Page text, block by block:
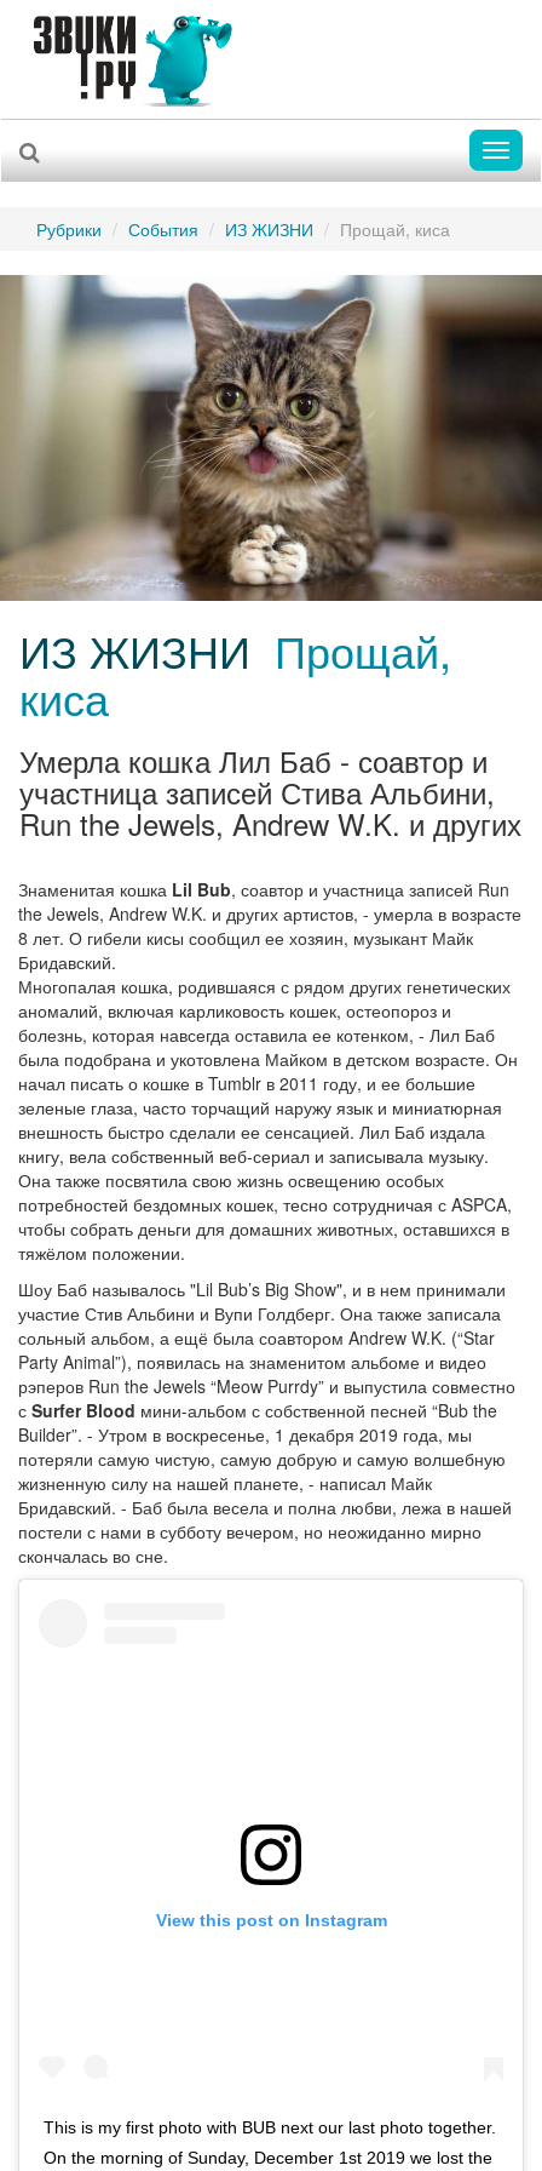
Рубрики События ИЗ ЖИЗНИ Прощай, киса
ИЗ ЖИЗНИ Прощай,
киса
Умерла кошка Лил Баб - соавтор и
участница записей Стива Альбини,
Run the Jewels, Andrew W.K. и других
Знаменитая кошка Lil Bub, соавтор и участница записей Run
the Jewels, Andrew W.K. и других артистов, - умерла в возрасте
8 лет. О гибели кисы сообщил ее хозяин, музыкант Майк
Бридавский.
Многопалая кошка, родившаяся с рядом других генетических
аномалий, включая карликовость кошек, остеопороз и
болезнь, которая навсегда оставила ее котенком, - Лил Баб
была подобрана и укотовлена Майком в детском возрасте. Он
начал писать о кошке в Tumblr в 2011 году, и ее большие
зеленые глаза, часто торчащий наружу язык и миниатюрная
внешность быстро сделали ее сенсацией. Лил Баб издала
книгу, вела собственный веб-сериал и записывала музыку.
Она также посвятила свою жизнь освещению особых
потребностей бездомных кошек, тесно сотрудничая с ASPCA,
чтобы собрать деньги для домашних животных, оставшихся в
тяжёлом положении.
Шоу Баб называлось "Lil Bub’s Big Show", и в нем принимали
участие Стив Альбини и Вупи Голдберг. Она также записала
сольный альбом, а ещё была соавтором Andrew W.K. (“Star
Party Animal”), появилась на знаменитом альбоме и видео
рэперов Run the Jewels “Meow Purrdy” и выпустила совместно
с Surfer Blood мини-альбом с собственной песней “Bub the
Builder”. - Утром в воскресенье, 1 декабря 2019 года, мы
потеряли самую чистую, самую добрую и самую волшебную
жизненную силу на нашей планете, - написал Майк
Бридавский. - Баб была весела и полна любви, лежа в нашей
постели с нами в субботу вечером, но неожиданно мирно
скончалась во сне.
View this post on Instagram
This is my first photo with BUB next our last photo together.
On the morning of Sunday, December 1st 2019 we lost the